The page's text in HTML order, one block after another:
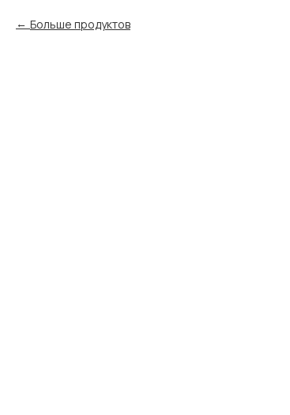
Больше продуктов